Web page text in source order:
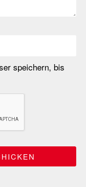
speichern, bis